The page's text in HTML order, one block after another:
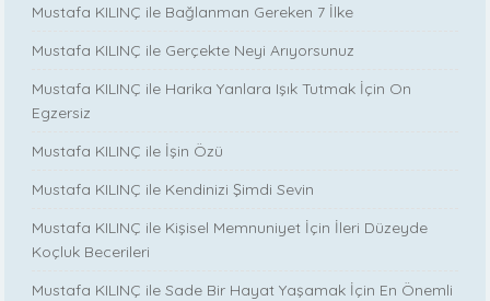
Mustafa KILINÇ ile Bağlanman Gereken 7 İlke
Mustafa KILINÇ ile Gerçekte Neyi Arıyorsunuz
Mustafa KILINÇ ile Harika Yanlara Işık Tutmak İçin On
Egzersiz
Mustafa KILINÇ ile İşin Özü
Mustafa KILINÇ ile Kendinizi Şimdi Sevin
Mustafa KILINÇ ile Kişisel Memnuniyet İçin İleri Düzeyde
Koçluk Becerileri
Mustafa KILINÇ ile Sade Bir Hayat Yaşamak İçin En Önemli